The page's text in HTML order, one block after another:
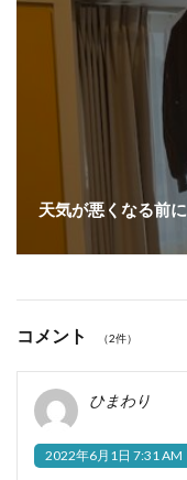
天気が悪くなる前に
コメント （2件）
ひまわり
2022年6月1日 7:31 AM